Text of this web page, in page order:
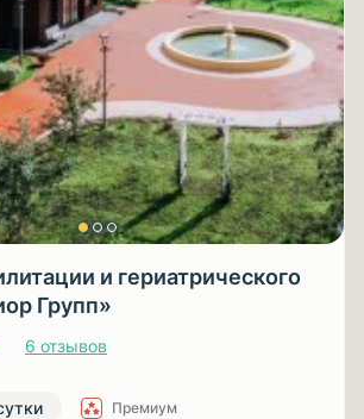
и гериатрического
Групп»
6 отзывов
Премиум